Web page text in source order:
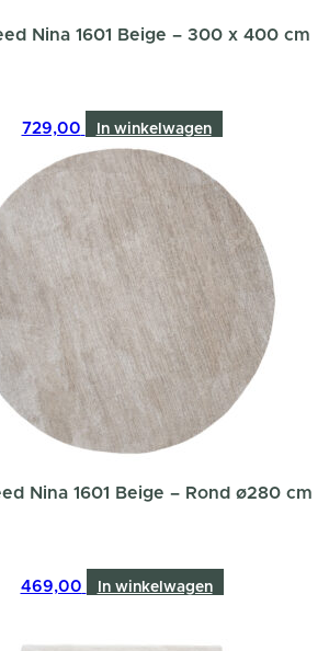
Nina 1601 Beige – 300 x 400 cm
729,00 In winkelwagen
Nina 1601 Beige – Rond ø280 cm
469,00 In winkelwagen